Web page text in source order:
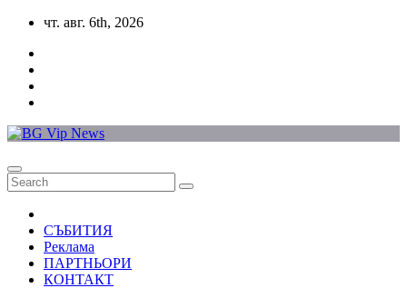
Skip
content
чт. авг. 6th, 2026
СЪБИТИЯ
Реклама
ПАРТНЬОРИ
КОНТАКТ